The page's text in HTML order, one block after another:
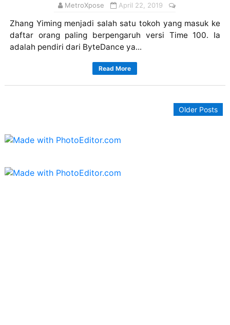
MetroXpose April 22, 2019
Zhang Yiming menjadi salah satu tokoh yang masuk ke
daftar orang paling berpengaruh versi Time 100. Ia
adalah pendiri dari ByteDance ya...
Read More
Older Posts